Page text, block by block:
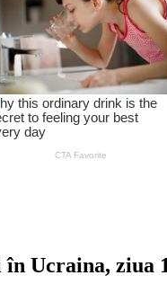
Ucraina, ziua